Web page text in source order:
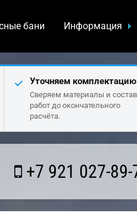
бани Информация
Уточняем комплектацию
Сверяем материалы и состав
работ до окончательного
расчёта.
+7 921 027-89-